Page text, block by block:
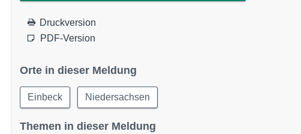
Druckversion
PDF-Version
Orte in dieser Meldung
Einbeck Niedersachsen
Themen in dieser Meldung